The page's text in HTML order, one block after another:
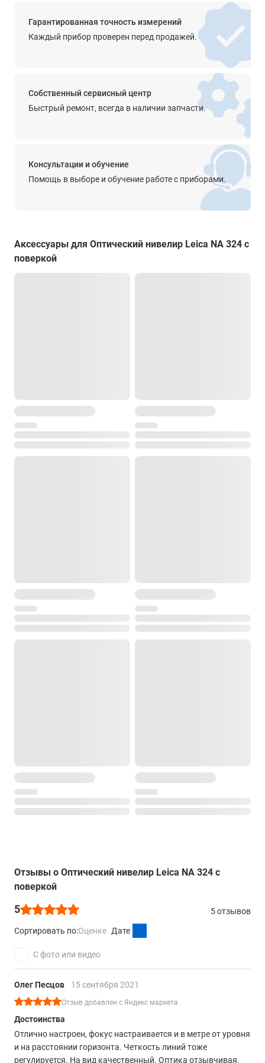
Просветленная оптика
Точность компенсатора
Прочее
IP54
Диапазон рабочей температуры
1.5 кг
Гарантированная точность измерений
Каждый прибор проверен перед продажей.
Собственный сервисный центр
Быстрый ремонт, всегда в наличии запчасти.
Консультации и обучение
Помощь в выборе и обучение работе с приборами.
Аксессуары для Оптический нивелир Leica NA 324 с
поверкой
Отзывы о Оптический нивелир Leica NA 324 с
поверкой
5 5 отзывов
Сортировать по:Оценке Дате
С фото или видео
Олег Песцов 15 сентября 2021
Отзыв добавлен с Яндекс маркета
Достоинства
Отлично настроен, фокус настраивается и в метре от уровня
и на расстоянии горизонта. Четкость линий тоже
регулируется. На вид качественный. Оптика отзывчивая,